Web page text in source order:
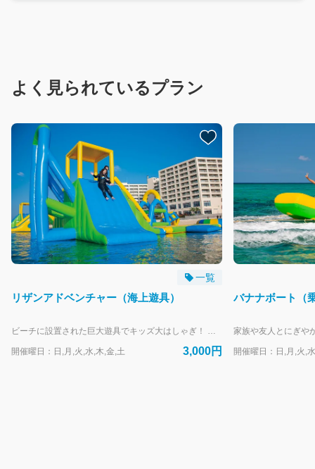
よく見られているプラン
一覧
リザンアドベンチャー（海上遊具）
ビーチに設置された巨大遊具でキッズ大はしゃぎ！ 当日、必ず同意書の記入をネットにてお願いいたします。 https://activity.rizzan.co.jp/top/kiosk/waiver 干潮の影響によりご利用頂け無いお時間がございます。 開催時間はこちらをご確認ください。 https://www.rizzan.co.jp/activity/images/rizzan_adventure_2026.pdf お時間の指定はお受けしておりません。開催時間内のお客様のご都合の良い時間(17:00最終受付・18:00クローズ）にお越しください。 (システム上、8:30と表記されます。ご了承ください。） --- リザンシーパークホテル谷茶ベイにお泊まりのお客様専用の予約フォームです。 外来のお客様は、当日直接受付にお越しください。
開催曜日：日,月,火,水,木,金,土 3,000円
バナナボート（
開催曜日：日,月,火,